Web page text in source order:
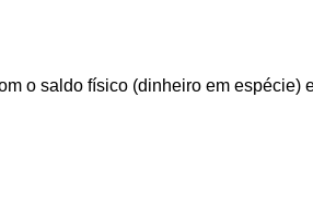
o saldo físico (dinheiro em espécie)